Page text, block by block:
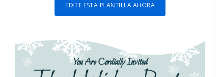
EDITE ESTA PLANTILLA AHORA